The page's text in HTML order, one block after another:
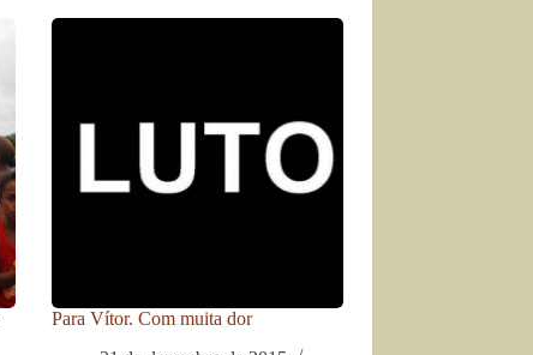
Para Vítor. Com muita dor